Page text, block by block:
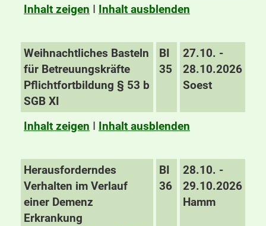
Inhalt zeigen I Inhalt ausblenden
Weihnachtliches Basteln
für Betreuungskräfte
Pflichtfortbildung § 53 b
SGB XI
BI
35
27.10. -
28.10.2026
Soest
Inhalt zeigen I Inhalt ausblenden
Herausforderndes
Verhalten im Verlauf
einer Demenz
Erkrankung
BI
36
28.10. -
29.10.2026
Hamm